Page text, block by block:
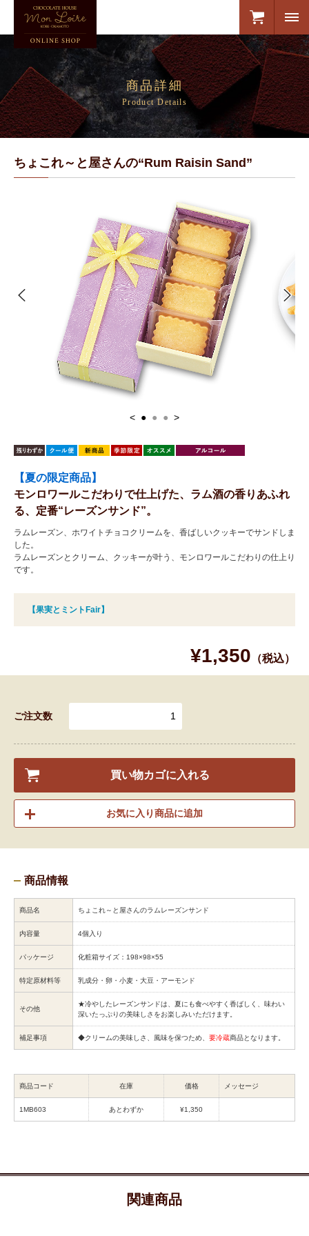
商品詳細
Product Details
ちょこれ～と屋さんの“Rum Raisin Sand”
< ● ● ● >
【夏の限定商品】
モンロワールこだわりで仕上げた、ラム酒の香りあふれ
る、定番“レーズンサンド”。
ラムレーズン、ホワイトチョコクリームを、香ばしいクッキーでサンドしま
した。
ラムレーズンとクリーム、クッキーが叶う、モンロワールこだわりの仕上り
です。
【果実とミントFair】
¥1,350 （税込）
ご注文数
買い物カゴに入れる
お気に入り商品に追加
商品情報
商品名 ちょこれ～と屋さんのラムレーズンサンド
内容量 4個入り
パッケージ 化粧箱サイズ：198×98×55
特定原材料等 乳成分・卵・小麦・大豆・アーモンド
その他
★冷やしたレーズンサンドは、夏にも食べやすく香ばしく、味わい
深いたっぷりの美味しさをお楽しみいただけます。
補足事項 ◆クリームの美味しさ、風味を保つため、 要冷蔵商品となります。
商品コード 在庫 価格 メッセージ
1MB603 あとわずか ¥1,350
関連商品